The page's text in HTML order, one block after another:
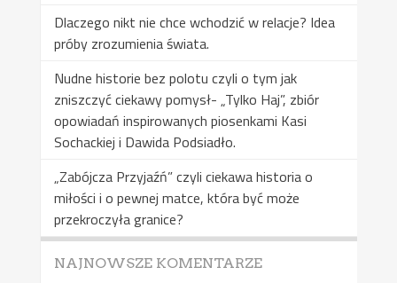
Dlaczego nikt nie chce wchodzić w relacje? Idea
próby zrozumienia świata.
Nudne historie bez polotu czyli o tym jak
zniszczyć ciekawy pomysł- „Tylko Haj”, zbiór
opowiadań inspirowanych piosenkami Kasi
Sochackiej i Dawida Podsiadło.
„Zabójcza Przyjaźń” czyli ciekawa historia o
miłości i o pewnej matce, która być może
przekroczyła granice?
NAJNOWSZE KOMENTARZE